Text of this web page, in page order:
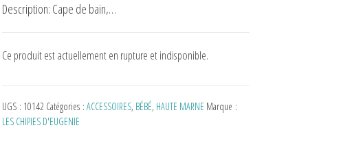
Description: Cape de bain,…
Ce produit est actuellement en rupture et indisponible.
UGS : 10142 Catégories : ACCESSOIRES, BÉBÉ, HAUTE MARNE Marque :
LES CHIPIES D'EUGENIE